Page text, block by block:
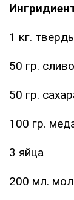
1 кг.
50 гр.
50 гр.
100 гр.
3 яйца
200 мл.